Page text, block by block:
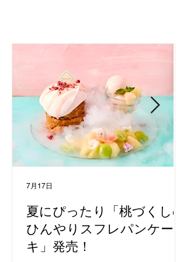
夏にぴったり「桃づくしの
ひんやりスフレパンケー
キ」発売！
7月17日